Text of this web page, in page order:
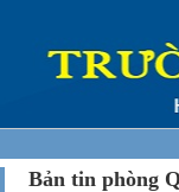
Bản tin phòng